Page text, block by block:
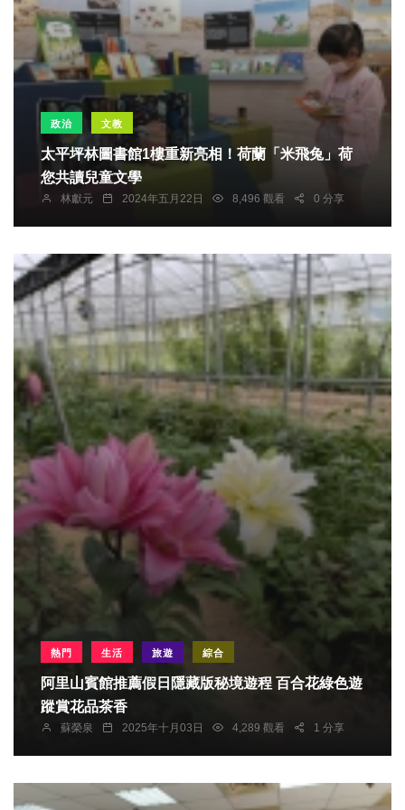
政治 文教
太平坪林圖書館1樓重新亮相！荷蘭「米飛兔」荷
您共讀兒童文學
林獻元 2024年五月22日 8,496 觀看 0 分享
熱門 生活 旅遊 綜合
阿里山賓館推薦假日隱藏版秘境遊程 百合花綠色遊
蹤賞花品茶香
蘇榮泉 2025年十月03日 4,289 觀看 1 分享